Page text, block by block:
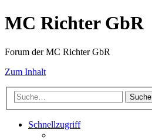
MC Richter GbR
Forum der MC Richter GbR
Zum Inhalt
Suche
Schnellzugriff